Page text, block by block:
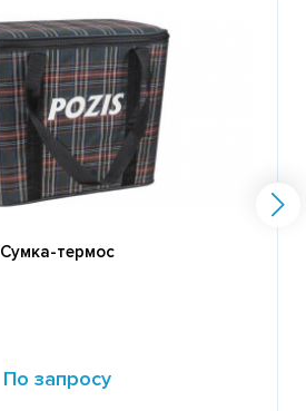
Сумка-термос
По запросу